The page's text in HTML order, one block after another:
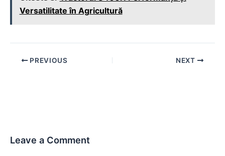
Versatilitate în Agricultură
Post PREVIOUS NEXT
Leave a Comment